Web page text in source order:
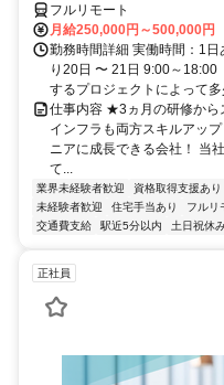
フルリモート
月給250,000円～500,000円
勤務時間詳細 実働時間：1
り20日 〜 21日 9:00～18:00
するプロジェクトによって
仕事内容 ★3ヵ月の研修から
インフラも両方スキルアッ
ニアに成長できる会社！ 当
て...
業界未経験者歓迎 資格取得支援あり
未経験者歓迎
住宅手当あり フルリ
交通費支給
駅近5分以内 土日祝休
正社員